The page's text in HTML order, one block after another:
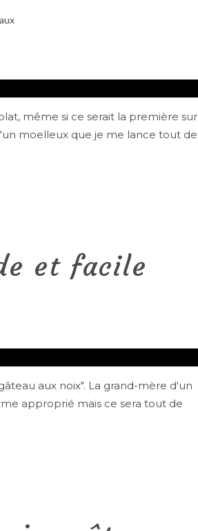
même si ce serait la première sur
moelleux que je me lance tout de
et facile
aux noix". La grand-mère d'un
approprié mais ce sera tout de